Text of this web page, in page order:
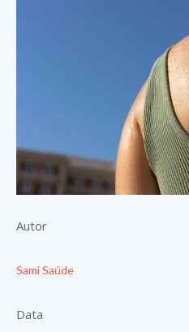
Autor
Sami Saúde
Data